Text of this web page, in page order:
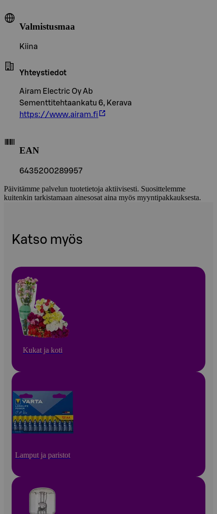
Valmistusmaa
Kiina
Yhteystiedot
Airam Electric Oy Ab
Sementtitehtaankatu 6, Kerava
https://www.airam.fi
EAN
6435200289957
Päivitämme palvelun tuotetietoja aktiivisesti. Suosittelemme
kuitenkin tarkistamaan ainesosat aina myös myyntipakkauksesta.
Katso myös
Kukat ja koti
Lamput ja paristot